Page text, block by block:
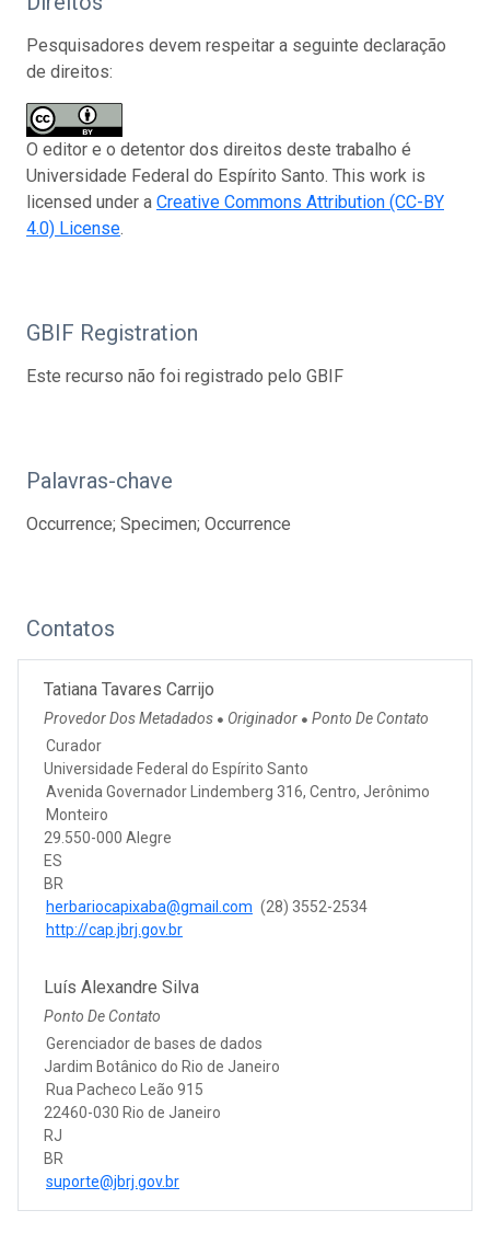
Pesquisadores devem respeitar a seguinte declaração
de direitos:
O editor e o detentor dos direitos deste trabalho é
Universidade Federal do Espírito Santo. This work is
licensed under a Creative Commons Attribution (CC-BY
4.0) License.
GBIF Registration
Este recurso não foi registrado pelo GBIF
Palavras-chave
Occurrence; Specimen; Occurrence
Contatos
Tatiana Tavares Carrijo
Provedor Dos Metadados ● Originador ● Ponto De Contato
Curador
Universidade Federal do Espírito Santo
Avenida Governador Lindemberg 316, Centro, Jerônimo
Monteiro
29.550-000 Alegre
ES
BR
herbariocapixaba@gmail.com (28) 3552-2534
http://cap.jbrj.gov.br
Luís Alexandre Silva
Ponto De Contato
Gerenciador de bases de dados
Jardim Botânico do Rio de Janeiro
Rua Pacheco Leão 915
22460-030 Rio de Janeiro
RJ
BR
suporte@jbrj.gov.br